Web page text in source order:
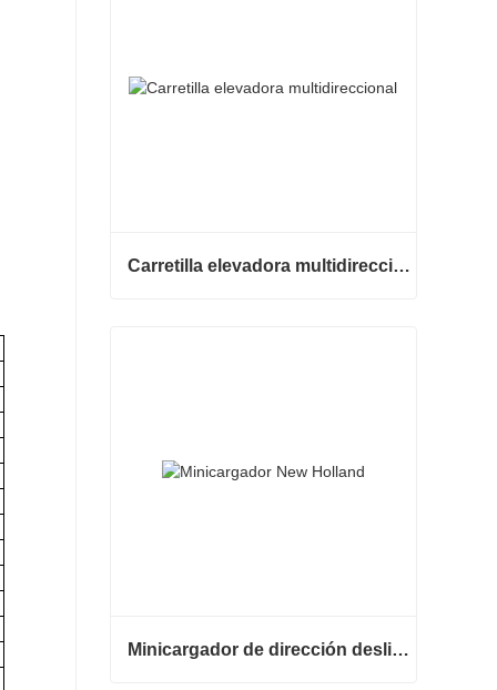
Carretilla elevadora multidireccional de carrocería ancha de 3,5 a 5 toneladas
Minicargador de dirección deslizante barato